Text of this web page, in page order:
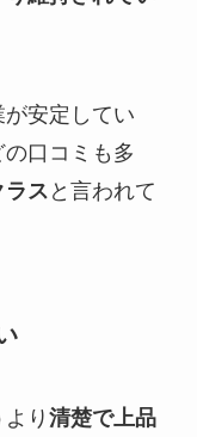
が安定してい
口コミも多
ラス と言われて
り清楚で上品